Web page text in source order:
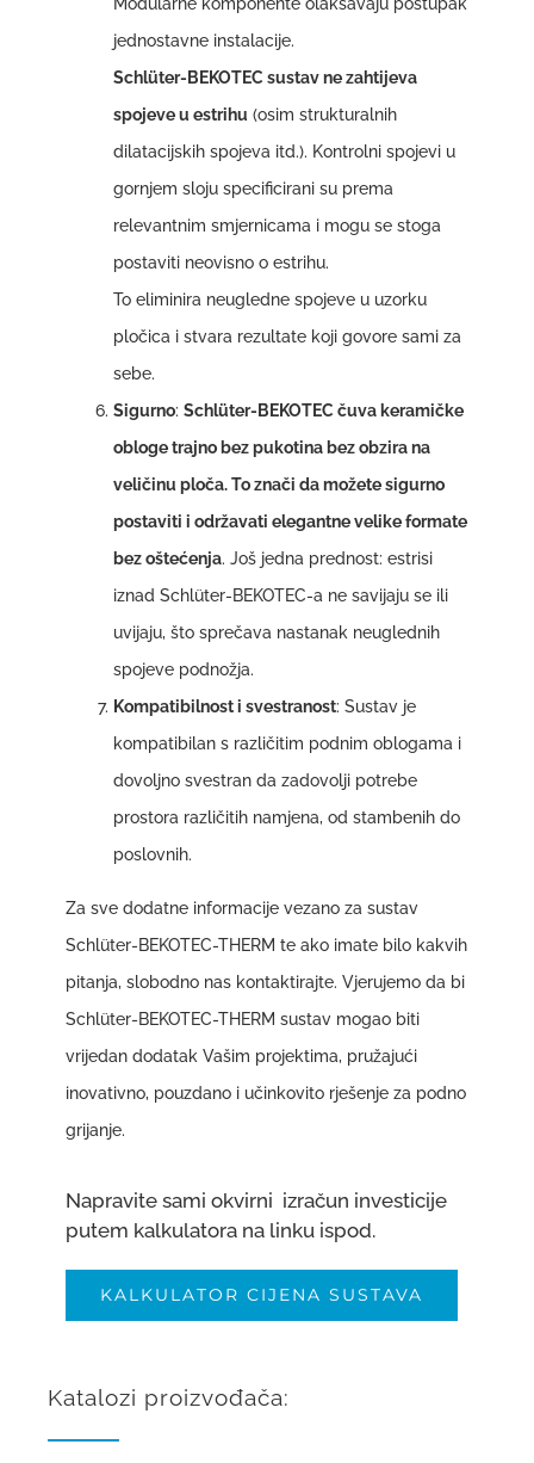
jednostavne instalacije.
Schlüter-BEKOTEC sustav ne zahtijeva
spojeve u estrihu (osim strukturalnih
dilatacijskih spojeva itd.). Kontrolni spojevi u
gornjem sloju specificirani su prema
relevantnim smjernicama i mogu se stoga
postaviti neovisno o estrihu.
To eliminira neugledne spojeve u uzorku
pločica i stvara rezultate koji govore sami za
sebe.
Sigurno: Schlüter-BEKOTEC čuva keramičke
obloge trajno bez pukotina bez obzira na
veličinu ploča. To znači da možete sigurno
postaviti i održavati elegantne velike formate
bez oštećenja. Još jedna prednost: estrisi
iznad Schlüter-BEKOTEC-a ne savijaju se ili
uvijaju, što sprečava nastanak neuglednih
spojeve podnožja.
Kompatibilnost i svestranost: Sustav je
kompatibilan s različitim podnim oblogama i
dovoljno svestran da zadovolji potrebe
prostora različitih namjena, od stambenih do
poslovnih.
Za sve dodatne informacije vezano za sustav
Schlüter-BEKOTEC-THERM te ako imate bilo kakvih
pitanja, slobodno nas kontaktirajte. Vjerujemo da bi
Schlüter-BEKOTEC-THERM sustav mogao biti
vrijedan dodatak Vašim projektima, pružajući
inovativno, pouzdano i učinkovito rješenje za podno
grijanje.
Napravite sami okvirni izračun investicije
putem kalkulatora na linku ispod.
KALKULATOR CIJENA SUSTAVA
Katalozi proizvođača: